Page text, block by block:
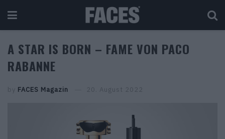
A STAR IS BORN – FAME VON PACO
RABANNE
by FACES Magazin 20. August 2022